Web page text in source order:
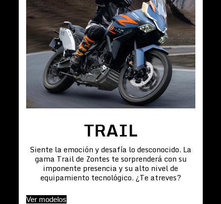
TRAIL
Siente la emoción y desafía lo desconocido. La
gama Trail de Zontes te sorprenderá con su
imponente presencia y su alto nivel de
equipamiento tecnológico. ¿Te atreves?
Ver modelos